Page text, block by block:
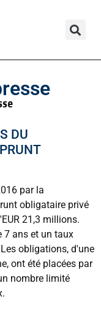
DU
par la
obligataire privé
21,3 millions.
7 ans et un taux
obligations, d'une
ont été placées par
nombre limité